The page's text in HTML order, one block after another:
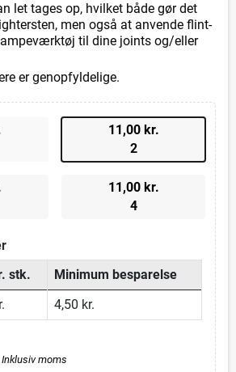
let tages op, hvilket både gør det
men også at anvende flint-
til dine joints og/eller
er genopfyldelige.
11,00 kr.
2
11,00 kr.
4
stk.
Minimum besparelse
4,50 kr.
Inklusiv moms